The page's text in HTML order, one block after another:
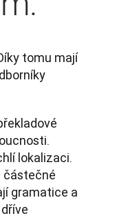
tomu mají
lokalizaci.
částečné
gramatice a